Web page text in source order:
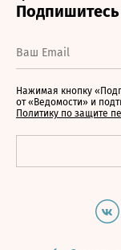
Нажимая кнопку
от «Ведомости» и
Политику по защите